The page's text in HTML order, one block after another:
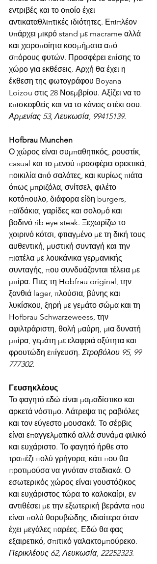
εντριβές και το οποίο έχει
αντικαταθλιπτικές ιδιότητες. Επιπλέον
υπάρχει μικρό stand με macrame αλλά
και χειροποίητα κοσμήματα από
σπόρους φυτών. Προσφέρει επίσης το
χώρο για εκθέσεις. Αρχή θα έχει η
έκθεση της φωτογράφου Boyana
Loizou στις 28 Νοεμβρίου. Αξίζει να το
επισκεφθείς και να το κάνεις στέκι σου.
Αρμενίας 53, Λευκωσία, 99415139.
Hofbrau Munchen
Ο χώρος είναι συμπαθητικός, ρουστίκ,
casual και το μενού προσφέρει ορεκτικά,
ποικιλία από σαλάτες, και κυρίως πιάτα
όπως μπριζόλα, σνίτσελ, φιλέτο
κοτόπουλο, διάφορα είδη burgers,
παϊδάκια, γαρίδες και σολομό και
βοδινό rib eye steak. Ξεχωρίζω το
χοιρινό κότσι, φτιαγμένο με τη δική τους
αυθεντική, μυστική συνταγή και την
πιατέλα με λουκάνικα γερμανικής
συνταγής, που συνδυάζονται τέλεια με
μπίρα. Πιες τη Hobfrau original, την
ξανθιά lager, πλούσια, βύνης και
λυκίσκου, ξηρή με γεμάτο σώμα και τη
Hofbrau Schwarzeweess, την
αφιλτράριστη, θολή μαύρη, μια δυνατή
μπίρα, γεμάτη με ελαφριά οξύτητα και
φρουτώδη επίγευση. Στροβόλου 95, 99
777302.
Γευσηκλέους
Το φαγητό εδώ είναι μαμαδίστικο και
αρκετά νόστιμο. Λάτρεψα τις ραβιόλες
και τον εύγεστο μουσακά. Το σέρβις
είναι επαγγελματικό αλλά συνάμα φιλικό
και ευχάριστο. Το φαγητό ήρθε στο
τραπέζι πολύ γρήγορα, κάτι που θα
προτιμούσα να γινόταν σταδιακά. Ο
εσωτερικός χώρος είναι γουστόζικος
και ευχάριστος τώρα το καλοκαίρι, εν
αντιθέσει με την εξωτερική βεράντα που
είναι πολύ θορυβώδης, ιδιαίτερα όταν
έχει μεγάλες παρέες. Εδώ θα φας
εξαιρετικό, σπιτικό γαλακτομπούρεκο.
Περικλέους 62, Λευκωσία, 22252323.